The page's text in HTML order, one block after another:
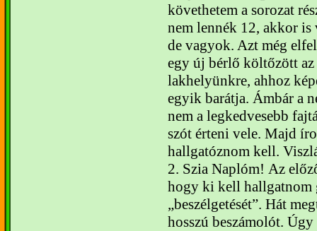
követhetem a sorozat
nem lennék 12, akkor
de vagyok. Azt még
egy új bérlő költőzött az
lakhelyünkre, ahhoz
egyik barátja. Ámbár a
nem a legkedvesebb
szót érteni vele. Majd
hallgatóznom kell.
2. Szia Naplóm! Az
hogy ki kell hallgatnom
beszélgetését”. Hát
hosszú beszámolót.